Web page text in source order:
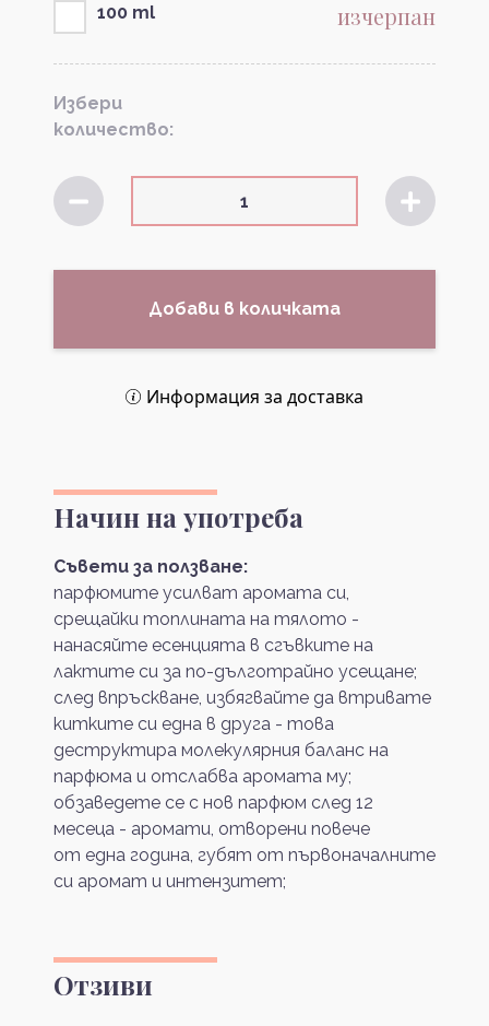
100 ml изчерпан
Избери
количество:
Добави в количката
Информация за доставка
Начин на употреба
Съвети за ползване:
парфюмите усилват аромата си,
срещайки топлината на тялото -
нанасяйте есенцията в сгъвките на
лактите си за по-дълготрайно усещане;
след впръскване, избягвайте да втривате
китките си една в друга - това
деструктира молекулярния баланс на
парфюма и отслабва аромата му;
обзаведете се с нов парфюм след 12
месеца - аромати, отворени повече
от една година, губят от първоначалните
си аромат и интензитет;
Отзиви